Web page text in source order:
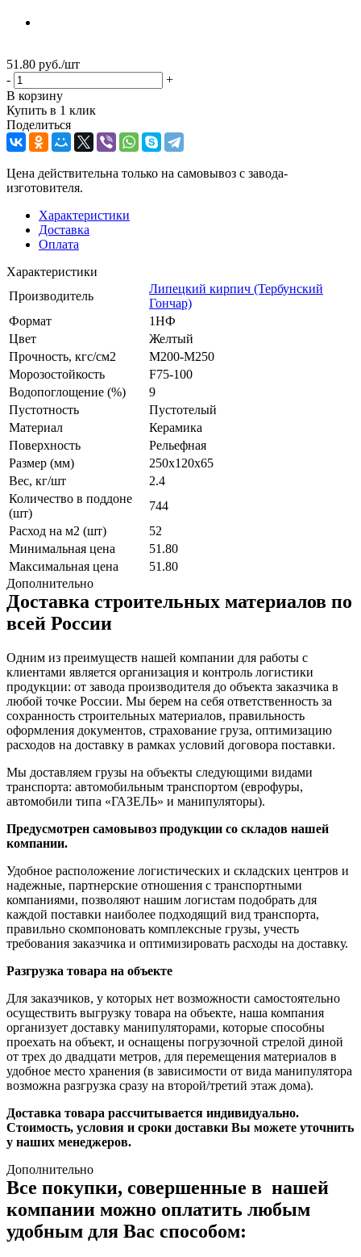
51.80 руб./шт
-
+
В корзину
Купить в 1 клик
Поделиться
Цена действительна только на самовывоз с завода-
изготовителя.
Характеристики
Доставка
Оплата
Характеристики
Производитель
Липецкий кирпич (Тербунский
Гончар)
Формат
1НФ
Цвет
Желтый
Прочность, кгс/см2
M200-M250
Морозостойкость
F75-100
Водопоглощение (%)
9
Пустотность
Пустотелый
Материал
Керамика
Поверхность
Рельефная
Размер (мм)
250x120x65
Вес, кг/шт
2.4
Количество в поддоне
(шт)
744
Расход на м2 (шт)
52
Минимальная цена
51.80
Максимальная цена
51.80
Дополнительно
Доставка строительных материалов по
всей России
Одним из преимуществ нашей компании для работы с
клиентами является организация и контроль логистики
продукции: от завода производителя до объекта заказчика в
любой точке России. Мы берем на себя ответственность за
сохранность строительных материалов, правильность
оформления документов, страхование груза, оптимизацию
расходов на доставку в рамках условий договора поставки.
Мы доставляем грузы на объекты следующими видами
транспорта: автомобильным транспортом (еврофуры,
автомобили типа «ГАЗЕЛЬ» и манипуляторы).
Предусмотрен самовывоз продукции со складов нашей
компании.
Удобное расположение логистических и складских центров и
надежные, партнерские отношения с транспортными
компаниями, позволяют нашим логистам подобрать для
каждой поставки наиболее подходящий вид транспорта,
правильно скомпоновать комплексные грузы, учесть
требования заказчика и оптимизировать расходы на доставку.
Разгрузка товара на объекте
Для заказчиков, у которых нет возможности самостоятельно
осуществить выгрузку товара на объекте, наша компания
организует доставку манипуляторами, которые способны
проехать на объект, и оснащены погрузочной стрелой диной
от трех до двадцати метров, для перемещения материалов в
удобное место хранения (в зависимости от вида манипулятора
возможна разгрузка сразу на второй/третий этаж дома).
Доставка товара рассчитывается индивидуально.
Стоимость, условия и сроки доставки Вы можете уточнить
у наших менеджеров.
Дополнительно
Все покупки, совершенные в нашей
компании можно оплатить любым
удобным для Вас способом: